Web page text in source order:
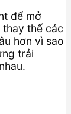
để mở
thế các
hơn vì sao
trải